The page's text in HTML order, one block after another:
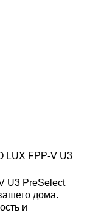
FPP-V U3
U3 PreSelect
дома.
и